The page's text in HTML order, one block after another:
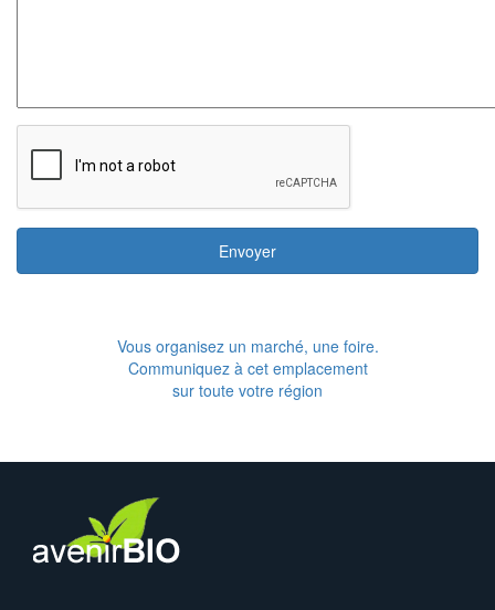
Envoyer
Vous organisez un marché, une foire.
Communiquez à cet emplacement
sur toute votre région